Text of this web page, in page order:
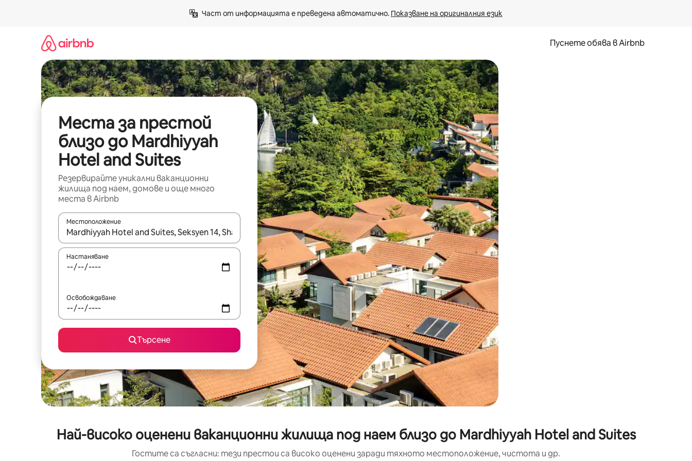
Част от информацията е преведена автоматично. Показване на оригиналния език
Пуснете обява в Airbnb
Места за престой
близо до Mardhiyyah
Hotel and Suites
Резервирайте уникални ваканционни
жилища под наем, домове и още много
места в Airbnb
Местоположение
Когато резултатите се покажат, използвайте клавишите със стрелки нагоре и надолу или навигирайте с докосване или плъзгане.
Настаняване
Освобождаване
Търсене
Най-високо оценени ваканционни жилища под наем близо до Mardhiyyah Hotel and Suites
Гостите са съгласни: тези престои са високо оценени заради тяхното местоположение, чистота и др.